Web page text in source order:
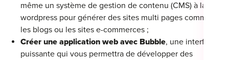
même un système de gestion de contenu (CMS) à la
wordpress pour générer des sites multi pages comme
les blogs ou les sites e-commerces ;
Créer une application web avec Bubble, une interface
puissante qui vous permettra de développer des